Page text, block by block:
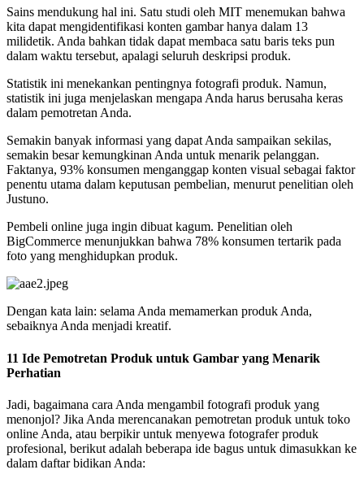
Sains mendukung hal ini. Satu studi oleh MIT menemukan bahwa
kita dapat mengidentifikasi konten gambar hanya dalam 13
milidetik. Anda bahkan tidak dapat membaca satu baris teks pun
dalam waktu tersebut, apalagi seluruh deskripsi produk.
Statistik ini menekankan pentingnya fotografi produk. Namun,
statistik ini juga menjelaskan mengapa Anda harus berusaha keras
dalam pemotretan Anda.
Semakin banyak informasi yang dapat Anda sampaikan sekilas,
semakin besar kemungkinan Anda untuk menarik pelanggan.
Faktanya, 93% konsumen menganggap konten visual sebagai faktor
penentu utama dalam keputusan pembelian, menurut penelitian oleh
Justuno.
Pembeli online juga ingin dibuat kagum. Penelitian oleh
BigCommerce menunjukkan bahwa 78% konsumen tertarik pada
foto yang menghidupkan produk.
Dengan kata lain: selama Anda memamerkan produk Anda,
sebaiknya Anda menjadi kreatif.
11 Ide Pemotretan Produk untuk Gambar yang Menarik
Perhatian
Jadi, bagaimana cara Anda mengambil fotografi produk yang
menonjol? Jika Anda merencanakan pemotretan produk untuk toko
online Anda, atau berpikir untuk menyewa fotografer produk
profesional, berikut adalah beberapa ide bagus untuk dimasukkan ke
dalam daftar bidikan Anda: